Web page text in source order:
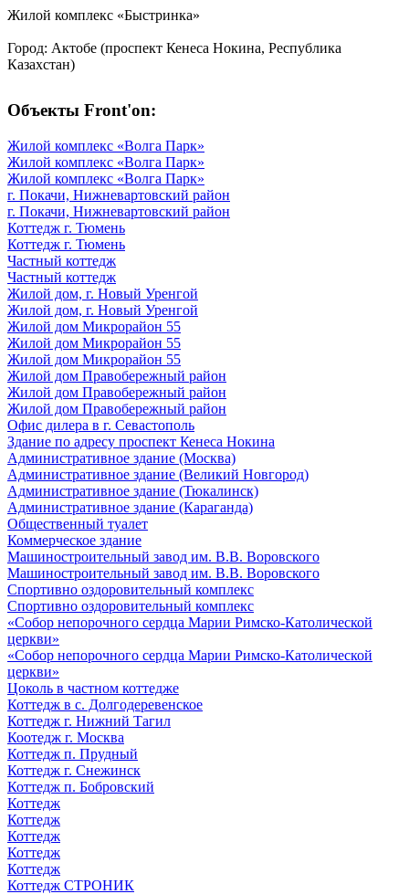
Жилой комплекс «Быстринка»
Город: Актобе (проспект Кенеса Нокина, Республика
Казахстан)
Объекты Front'on:
Жилой комплекс «Волга Парк»
Жилой комплекс «Волга Парк»
Жилой комплекс «Волга Парк»
г. Покачи, Нижневартовский район
г. Покачи, Нижневартовский район
Коттедж г. Тюмень
Коттедж г. Тюмень
Частный коттедж
Частный коттедж
Жилой дом, г. Новый Уренгой
Жилой дом, г. Новый Уренгой
Жилой дом Микрорайон 55
Жилой дом Микрорайон 55
Жилой дом Микрорайон 55
Жилой дом Правобережный район
Жилой дом Правобережный район
Жилой дом Правобережный район
Офис дилера в г. Севастополь
Здание по адресу проспект Кенеса Нокина
Административное здание (Москва)
Административное здание (Великий Новгород)
Административное здание (Тюкалинск)
Административное здание (Караганда)
Общественный туалет
Коммерческое здание
Машиностроительный завод им. В.В. Воровского
Машиностроительный завод им. В.В. Воровского
Спортивно оздоровительный комплекс
Спортивно оздоровительный комплекс
«Собор непорочного сердца Марии Римско-Католической
церкви»
«Собор непорочного сердца Марии Римско-Католической
церкви»
Цоколь в частном коттедже
Коттедж в с. Долгодеревенское
Коттедж г. Нижний Тагил
Коотедж г. Москва
Коттедж п. Прудный
Коттедж г. Снежинск
Коттедж п. Бобровский
Коттедж
Коттедж
Коттедж
Коттедж
Коттедж
Коттедж СТРОНИК